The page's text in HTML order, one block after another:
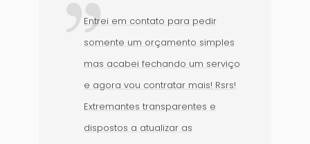
Entrei em contato para pedir
somente um orçamento simples
mas acabei fechando um serviço
e agora vou contratar mais! Rsrs!
Extremantes transparentes e
dispostos a atualizar as